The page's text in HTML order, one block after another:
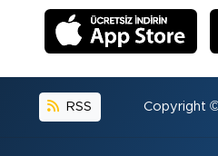
RSS Copyright ©